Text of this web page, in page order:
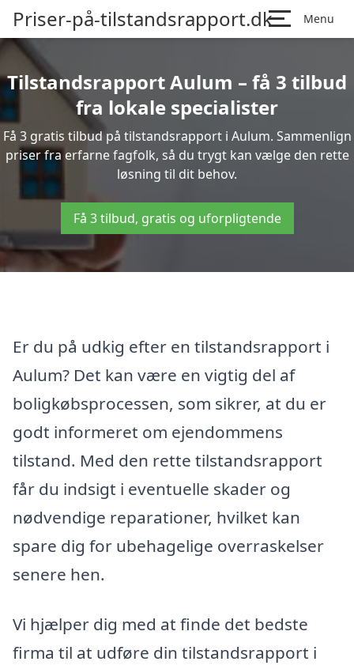
Priser-på-tilstandsrapport.dk Menu
Tilstandsrapport Aulum – få 3 tilbud
fra lokale specialister
Få 3 gratis tilbud på tilstandsrapport i Aulum. Sammenlign
priser fra erfarne fagfolk, så du trygt kan vælge den rette
løsning til dit behov.
Få 3 tilbud, gratis og uforpligtende
Er du på udkig efter en tilstandsrapport i
Aulum? Det kan være en vigtig del af
boligkøbsprocessen, som sikrer, at du er
godt informeret om ejendommens
tilstand. Med den rette tilstandsrapport
får du indsigt i eventuelle skader og
nødvendige reparationer, hvilket kan
spare dig for ubehagelige overraskelser
senere hen.
Vi hjælper dig med at finde det bedste
firma til at udføre din tilstandsrapport i